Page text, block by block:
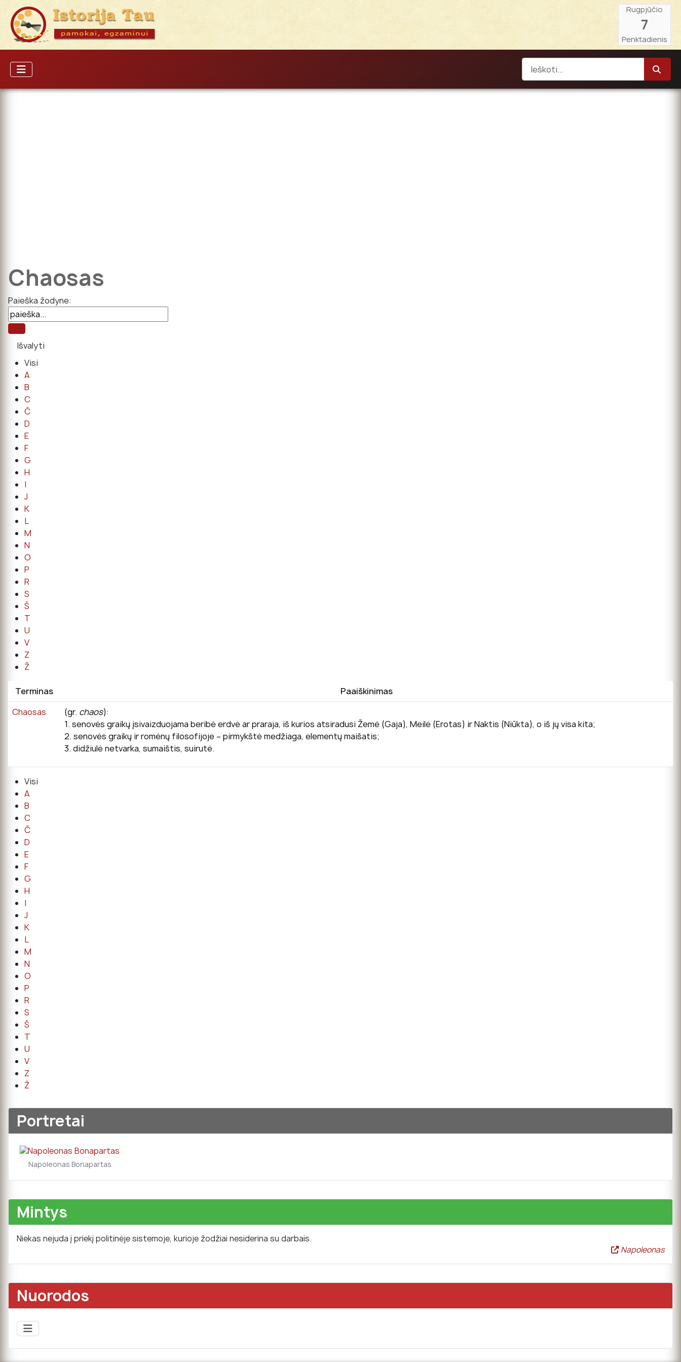
Rugpjūčio
7
Penktadienis
Chaosas
Paieška žodyne:
Visi
A
B
C
Č
D
E
F
G
H
I
J
K
L
M
N
O
P
R
S
Š
T
U
V
Z
Ž
Terminas
Paaiškinimas
Chaosas
(gr. chaos):
1. senovės graikų įsivaizduojama beribė erdvė ar praraja, iš kurios atsiradusi Žemė (Gaja), Meilė (Erotas) ir Naktis (Niūkta), o iš jų visa kita;
2. senovės graikų ir romėnų filosofijoje – pirmykštė medžiaga, elementų maišatis;
3. didžiulė netvarka, sumaištis, suirutė.
Visi
A
B
C
Č
D
E
F
G
H
I
J
K
L
M
N
O
P
R
S
Š
T
U
V
Z
Ž
Portretai
Napoleonas Bonapartas
Mintys
Niekas nejuda į priekį politinėje sistemoje, kurioje žodžiai nesiderina su darbais.
Napoleonas
Nuorodos